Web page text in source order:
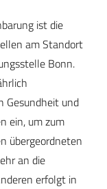
ist die
am Standort
Bonn.
Gesundheit und
ein, um zum
übergeordneten
an die
erfolgt in